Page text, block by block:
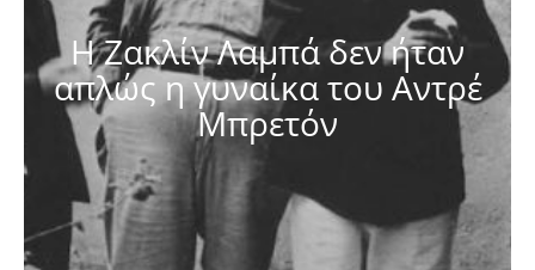
Η Ζακλίν Λαμπά δεν ήταν
απλώς η γυναίκα του Αντρέ
Μπρετόν